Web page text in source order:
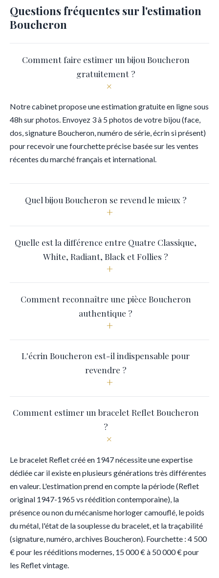
Questions fréquentes sur l'estimation
Boucheron
Comment faire estimer un bijou Boucheron
gratuitement ?
+
Notre cabinet propose une estimation gratuite en ligne sous
48h sur photos. Envoyez 3 à 5 photos de votre bijou (face,
dos, signature Boucheron, numéro de série, écrin si présent)
pour recevoir une fourchette précise basée sur les ventes
récentes du marché français et international.
Quel bijou Boucheron se revend le mieux ?
+
Quelle est la différence entre Quatre Classique,
White, Radiant, Black et Follies ?
+
Comment reconnaître une pièce Boucheron
authentique ?
+
L'écrin Boucheron est-il indispensable pour
revendre ?
+
Comment estimer un bracelet Reflet Boucheron
?
+
Le bracelet Reflet créé en 1947 nécessite une expertise
dédiée car il existe en plusieurs générations très différentes
en valeur. L'estimation prend en compte la période (Reflet
original 1947-1965 vs réédition contemporaine), la
présence ou non du mécanisme horloger camouflé, le poids
du métal, l'état de la souplesse du bracelet, et la traçabilité
(signature, numéro, archives Boucheron). Fourchette : 4 500
€ pour les rééditions modernes, 15 000 € à 50 000 € pour
les Reflet vintage.